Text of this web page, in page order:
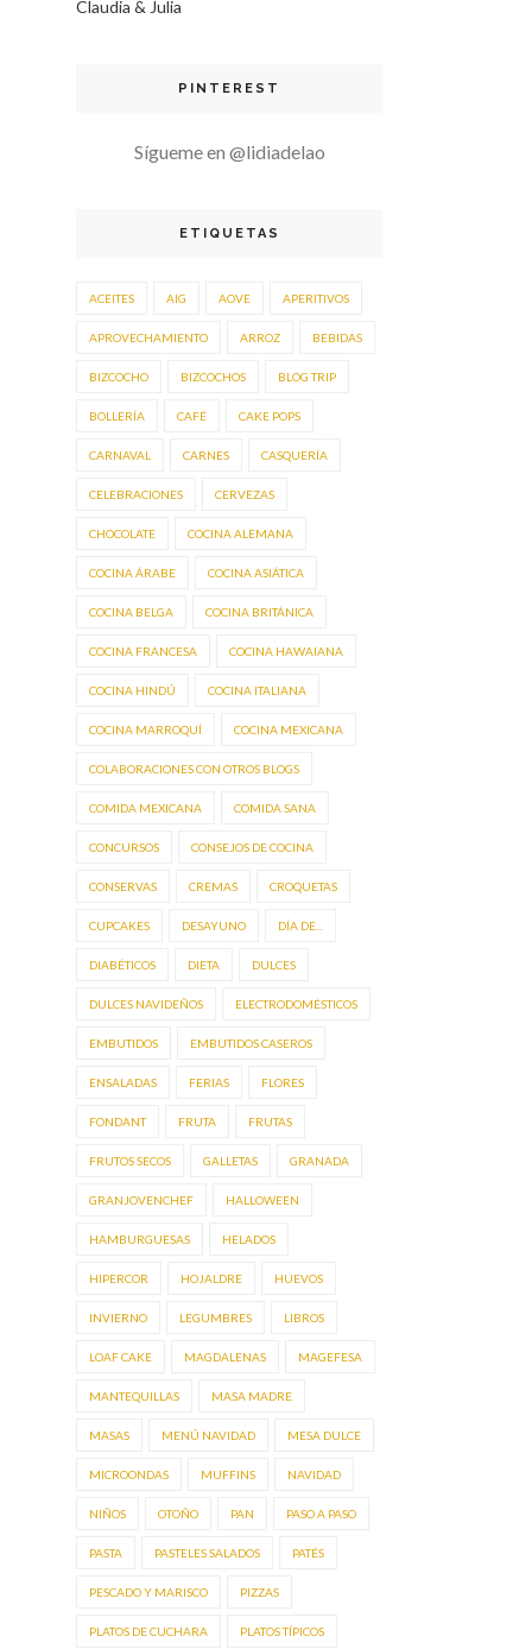
Claudia & Julia
PINTEREST
Sígueme en @lidiadelao
ETIQUETAS
ACEITES AIG AOVE APERITIVOS
APROVECHAMIENTO ARROZ BEBIDAS
BIZCOCHO BIZCOCHOS BLOG TRIP
BOLLERÍA CAFÉ CAKE POPS
CARNAVAL CARNES CASQUERÍA
CELEBRACIONES CERVEZAS
CHOCOLATE COCINA ALEMANA
COCINA ÁRABE COCINA ASIÁTICA
COCINA BELGA COCINA BRITÁNICA
COCINA FRANCESA COCINA HAWAIANA
COCINA HINDÚ COCINA ITALIANA
COCINA MARROQUÍ COCINA MEXICANA
COLABORACIONES CON OTROS BLOGS
COMIDA MEXICANA COMIDA SANA
CONCURSOS CONSEJOS DE COCINA
CONSERVAS CREMAS CROQUETAS
CUPCAKES DESAYUNO DÍA DE...
DIABÉTICOS DIETA DULCES
DULCES NAVIDEÑOS ELECTRODOMÉSTICOS
EMBUTIDOS EMBUTIDOS CASEROS
ENSALADAS FERIAS FLORES
FONDANT FRUTA FRUTAS
FRUTOS SECOS GALLETAS GRANADA
GRANJOVENCHEF HALLOWEEN
HAMBURGUESAS HELADOS
HIPERCOR HOJALDRE HUEVOS
INVIERNO LEGUMBRES LIBROS
LOAF CAKE MAGDALENAS MAGEFESA
MANTEQUILLAS MASA MADRE
MASAS MENÚ NAVIDAD MESA DULCE
MICROONDAS MUFFINS NAVIDAD
NIÑOS OTOÑO PAN PASO A PASO
PASTA PASTELES SALADOS PATÉS
PESCADO Y MARISCO PIZZAS
PLATOS DE CUCHARA PLATOS TÍPICOS